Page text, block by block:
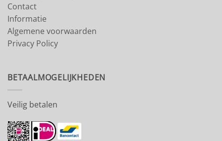
Contact
Informatie
Algemene voorwaarden
Privacy Policy
BETAALMOGELIJKHEDEN
Veilig betalen